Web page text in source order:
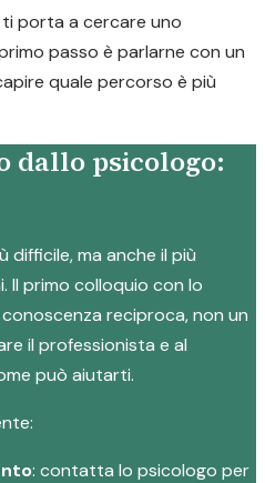
porta a cercare uno
passo è parlarne con un
quale percorso è più
dallo psicologo:
difficile, ma anche il più
Il primo colloquio con lo
reciproca, non un
il professionista e al
può aiutarti.
: contatta lo psicologo per